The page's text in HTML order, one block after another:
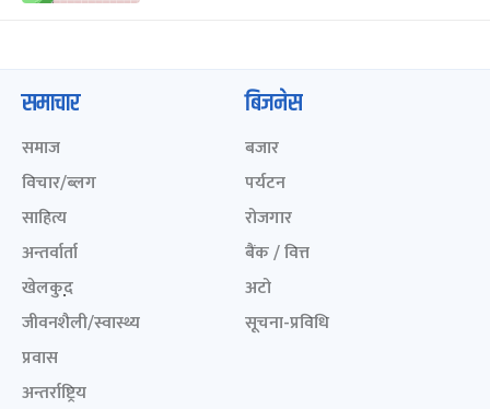
समाचार
समाज
विचार/ब्लग
साहित्य
अन्तर्वार्ता
खेलकुद़़
जीवनशैली/स्वास्थ्य
प्रवास
अन्तर्राष्ट्रिय
बिजनेस
बजार
पर्यटन
रोजगार
बैंक / वित्त
अटो
सूचना-प्रविधि